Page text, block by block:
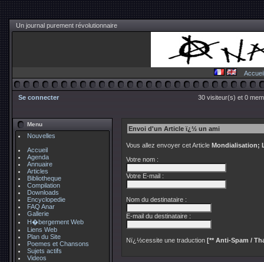
Un journal purement révolutionnaire
Accueil
Se connecter 30 visiteur(s) et 0
Menu
Nouvelles
Accueil
Agenda
Annuaire
Articles
Bibliotheque
Compilation
Downloads
Encyclopedie
FAQ Anar
Gallerie
H�bergement Web
Liens Web
Plan du Site
Poemes et Chansons
Sujets actifs
Videos
Envoi d'un Article ï¿½ un ami
Vous allez envoyer cet Article Mondialisation;
Votre nom :
Votre E-mail :
Nom du destinataire :
E-mail du destinataire :
Nï¿½cessite une traduction [** Anti-Spam /